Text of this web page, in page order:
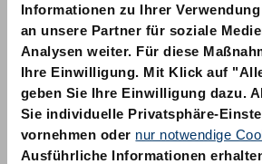
Informationen zu Ihrer
an unsere Partner für soziale
Analysen weiter. Für diese
Ihre Einwilligung. Mit Klick auf
geben Sie Ihre Einwilligung dazu.
Sie individuelle Privatsphäre-
vornehmen oder nur notwendige
Ausführliche Informationen
Bei Fragen zu Ihrer
Sie sich bitte an